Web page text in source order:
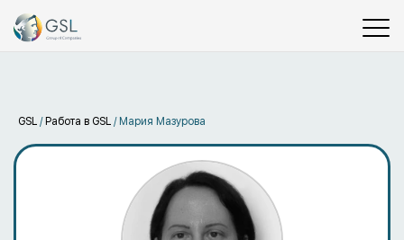
GSL / Работа в GSL / Мария Мазурова